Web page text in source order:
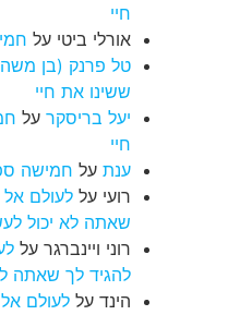
חיי
אורלי ביטי על
טל פרנק (בן
ששינו את חיי
יעל בריסקר על
חיי
ענת על חמישה
רועי על לעולם אל
שאתה לא יכול
רוני ויינברגר על
להגיד לך שאתה
הינד על לעולם